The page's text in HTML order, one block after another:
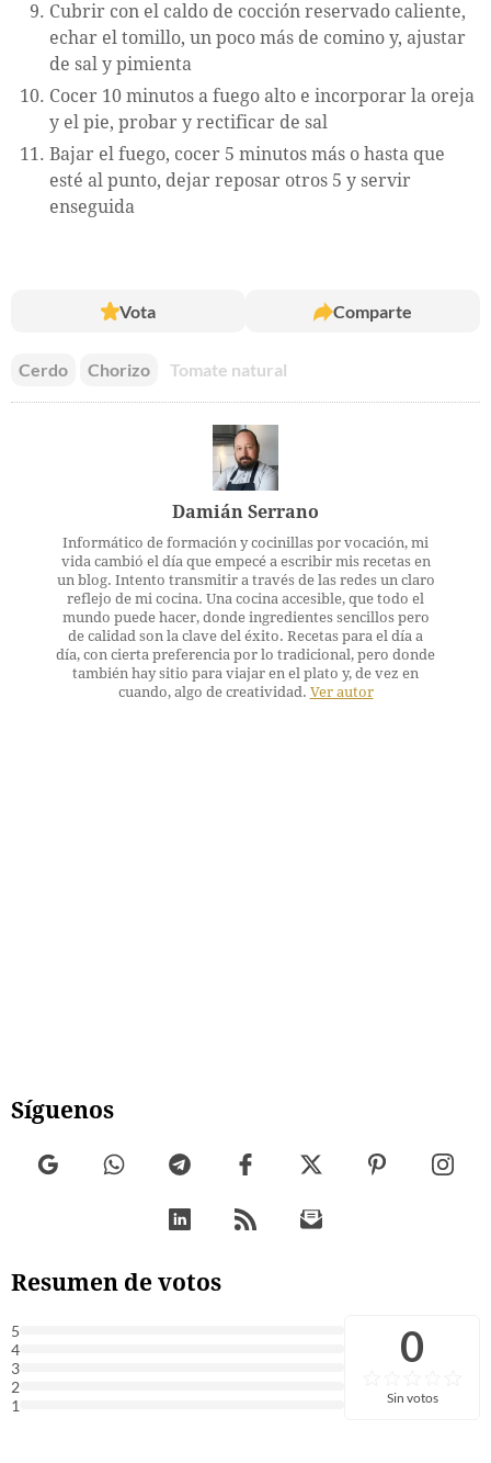
Cubrir con el caldo de cocción reservado caliente,
echar el tomillo, un poco más de comino y, ajustar
de sal y pimienta
Cocer 10 minutos a fuego alto e incorporar la oreja
y el pie, probar y rectificar de sal
Bajar el fuego, cocer 5 minutos más o hasta que
esté al punto, dejar reposar otros 5 y servir
enseguida
Vota Comparte
Cerdo Chorizo Tomate natural
Damián Serrano
Informático de formación y cocinillas por vocación, mi
vida cambió el día que empecé a escribir mis recetas en
un blog. Intento transmitir a través de las redes un claro
reflejo de mi cocina. Una cocina accesible, que todo el
mundo puede hacer, donde ingredientes sencillos pero
de calidad son la clave del éxito. Recetas para el día a
día, con cierta preferencia por lo tradicional, pero donde
también hay sitio para viajar en el plato y, de vez en
cuando, algo de creatividad. Ver autor
Síguenos
Resumen de votos
5
4
3
2
1
0
Sin votos